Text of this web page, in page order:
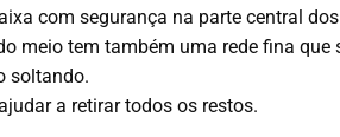
com segurança na parte central
meio tem também uma rede fina
soltando.
a retirar todos os restos.